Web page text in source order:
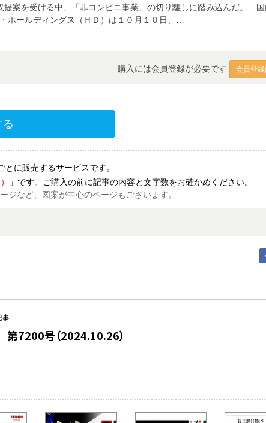
案を受ける中、「非コンビニ事業」の切り離しに踏み込んだ。 国
ホールディングス（ＨＤ）は１０月１０日、…
購入には会員登録が必要です 会員登録
る
に販売するサービスです。
」です。ご購入の前に記事の内容と文字数をお確かめください。
ジなど、図案が中心のページもございます。
事
7200号（2024.10.26）